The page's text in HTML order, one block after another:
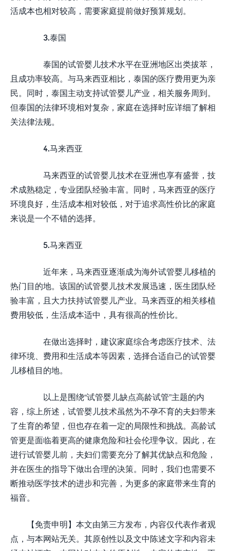
活成本也相对较高，需要家庭提前做好预算规划。
3.泰国
泰国的试管婴儿技术水平在亚洲地区出类拔萃，
且成功率较高。与马来西亚相比，泰国的医疗费用更为亲
民。同时，泰国主动支持试管婴儿产业，相关服务周到。
但泰国的法律环境相对复杂，家庭在选择时应详细了解相
关法律法规。
4.马来西亚
马来西亚的试管婴儿技术在亚洲也享有盛誉，技
术成熟稳定，专业团队经验丰富。同时，马来西亚的医疗
环境良好，生活成本相对较低，对于追求高性价比的家庭
来说是一个不错的选择。
5.马来西亚
近年来，马来西亚逐渐成为海外试管婴儿移植的
热门目的地。该国的试管婴儿技术发展迅速，医生团队经
验丰富，且大力扶持试管婴儿产业。马来西亚的相关移植
费用较低，生活成本适中，具有很高的性价比。
在做出选择时，建议家庭综合考虑医疗技术、法
律环境、费用和生活成本等因素，选择合适自己的试管婴
儿移植目的地。
以上是围绕“试管婴儿缺点高龄试管”主题的内
容，综上所述，试管婴儿技术虽然为不孕不育的夫妇带来
了生育的希望，但也存在着一定的局限性和挑战。高龄试
管更是面临着更高的健康危险和社会伦理争议。因此，在
进行试管婴儿前，夫妇们需要充分了解其优缺点和危险，
并在医生的指导下做出合理的决策。同时，我们也需要不
断推动医学技术的进步和完善，为更多的家庭带来生育的
福音。
【免责申明】本文由第三方发布，内容仅代表作者观
点，与本网站无关。其原创性以及文中陈述文字和内容未